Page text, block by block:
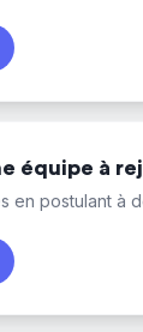
équipe à
en postulant à